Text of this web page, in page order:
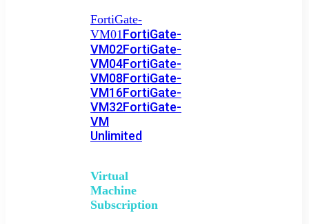
FortiGate-
VM01FortiGate-
VM02FortiGate-
VM04FortiGate-
VM08FortiGate-
VM16FortiGate-
VM32FortiGate-
VM
Unlimited
Virtual
Machine
Subscription